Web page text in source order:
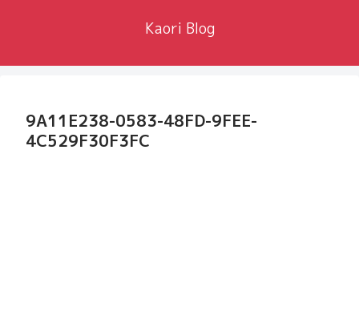
Kaori Blog
9A11E238-0583-48FD-9FEE-
4C529F30F3FC